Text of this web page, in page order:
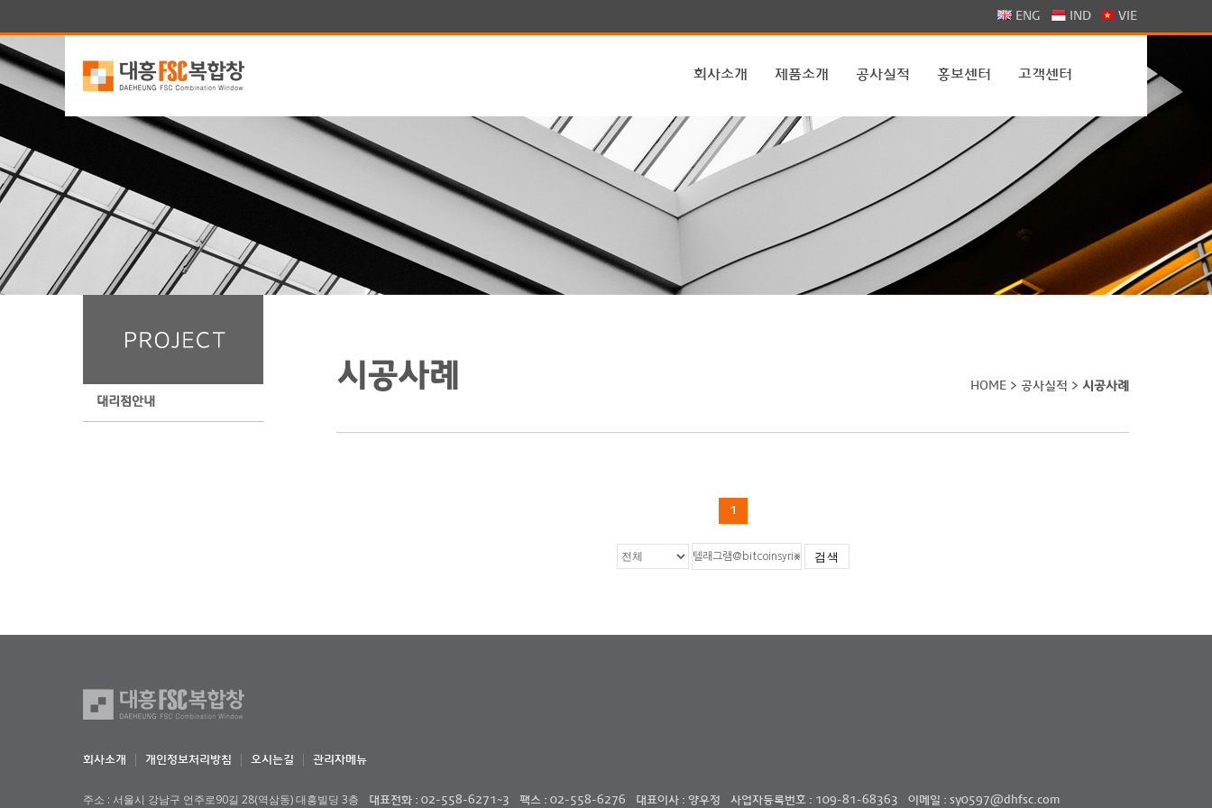
ENG IND VIE
회사소개 제품소개 공사실적 홍보센터 고객센터
시공사례 HOME > 공사실적 > 시공사례
1
검색
대리점안내
회사소개 개인정보처리방침 오시는길 관리자메뉴
주소 : 서울시 강남구 언주로90길 28(역삼동) 대흥빌딩 3층 대표전화 : 02-558-6271~3 팩스 : 02-558-6276 대표이사 : 양우정 사업자등록번호 : 109-81-68363 이메일 : sy0597@dhfsc.com